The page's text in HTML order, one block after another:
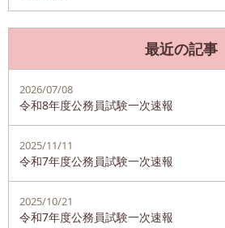
最近の記事
2026/07/08
令和8年度公務員試験一次速報
2025/11/11
令和7年度公務員試験一次速報
2025/10/21
令和7年度公務員試験一次速報